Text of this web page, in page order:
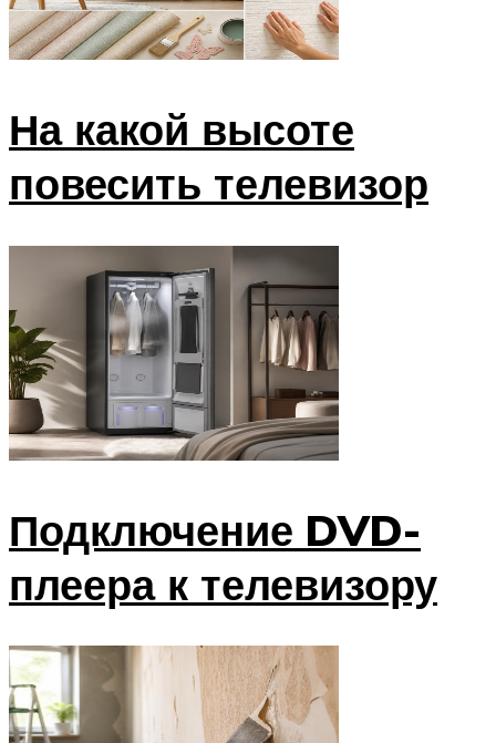
На какой высоте
повесить телевизор
Подключение DVD-
плеера к телевизору